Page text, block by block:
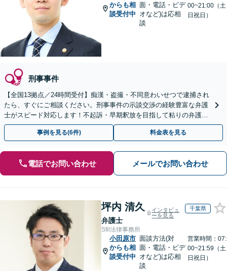
からも相
談受付中
面・電話・ビデ
オなど)は応相
談
00~21:00（土
日祝日）
刑事事件
【全国13拠点／24時間受付】痴漢・盗撮・不同意わいせつで逮捕され
たら、すぐにご相談ください。刑事事件の示談交渉の経験豊富な弁護
士がスピード対応します！不起訴・早期釈放を目指して粘りの弁護活
動を行います。
事例を見る(6件) 料金表を見る
電話でお問い合わせ メールでお問い合わせ
坪内 清久
弁護士
インタビュ
ーを見る
千葉県
Sfil法律事務所
小田原市
からも相
談受付中
面談方法(対
面・電話・ビデ
オなど)は応相
談
営業時間：07:
00~21:59（土
日祝日）